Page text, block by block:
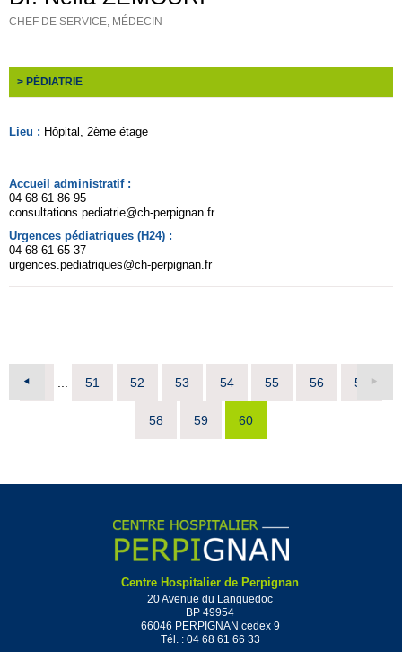
CHEF DE SERVICE, MÉDECIN
> PÉDIATRIE
Lieu : Hôpital , 2ème étage
Accueil administratif :
04 68 61 86 95
consultations.pediatrie@ch-perpignan.fr
Urgences pédiatriques (H24) :
04 68 61 65 37
urgences.pediatriques@ch-perpignan.fr
51 52 53 54 55 56 57
58 59 60
Centre Hospitalier de Perpignan
20 Avenue du Languedoc
BP 49954
66046 PERPIGNAN cedex 9
Tél. : 04 68 61 66 33